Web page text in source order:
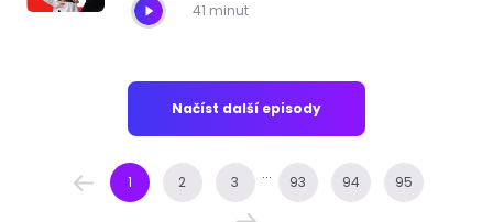
41 minut
Načíst další episody
1 2 3 ... 93 94 95